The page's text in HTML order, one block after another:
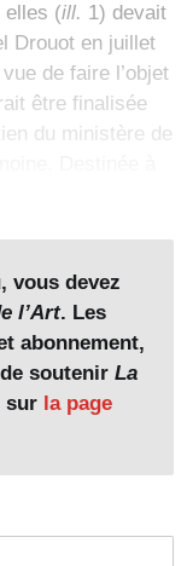
elles (ill. 1) devait
Drouot en juillet
de faire l’objet
être finalisée
du ministère de
Venise, eux-
durant le sac de
bronzes
l’église
peint à
d’après une
à une
vous devez
l’Art. Les
abonnement,
soutenir La
sur la page